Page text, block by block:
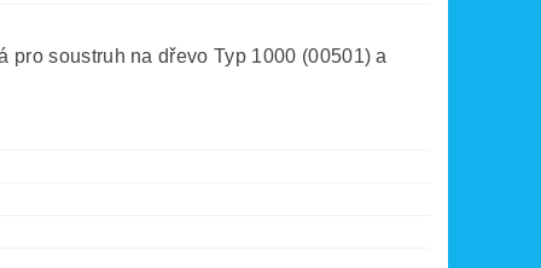
soustruh na dřevo Typ 1000 (00501) a